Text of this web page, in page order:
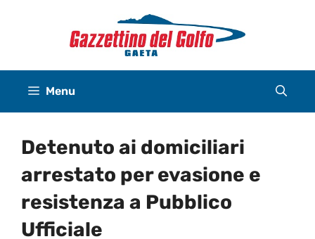
Menu
Detenuto ai domiciliari
arrestato per evasione e
resistenza a Pubblico
Ufficiale